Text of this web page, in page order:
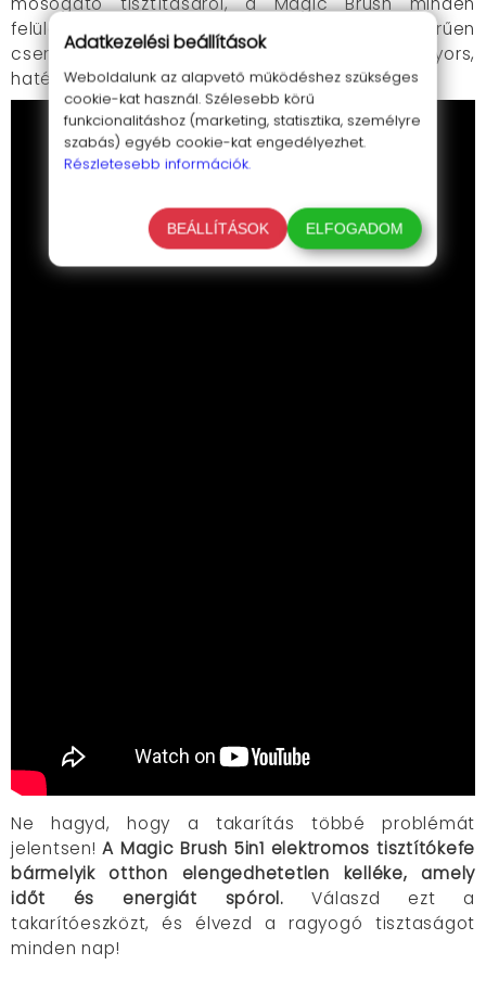
felületen ragyogó eredményt garantál. Egyszerűen
cseréld a fejeket igény szerint, és élvezd a gyors,
hatékony munkát.
Ne hagyd, hogy a takarítás többé problémát
jelentsen!A Magic Brush 5in1 elektromos tisztítókefe
bármelyik otthon elengedhetetlen kelléke, amely
időt és energiát spórol. Válaszd ezt a
takarítóeszközt, és élvezd a ragyogó tisztaságot
minden nap!
Adatkezelési beállítások
Weboldalunk az alapvető működéshez szükséges
cookie-kat használ. Szélesebb körű
funkcionalitáshoz (marketing, statisztika, személyre
szabás) egyéb cookie-kat engedélyezhet.
Részletesebb információk.
BEÁLLÍTÁSOK ELFOGADOM